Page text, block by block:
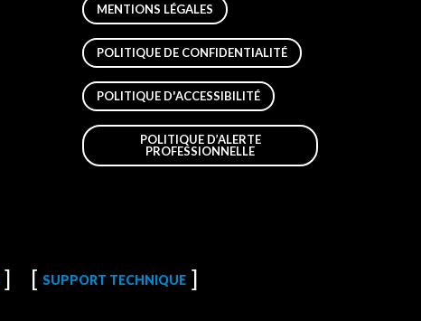
MENTIONS LÉGALES
POLITIQUE DE CONFIDENTIALITÉ
POLITIQUE D'ACCESSIBILITÉ
POLITIQUE D’ALERTE
PROFESSIONNELLE
SUPPORT TECHNIQUE